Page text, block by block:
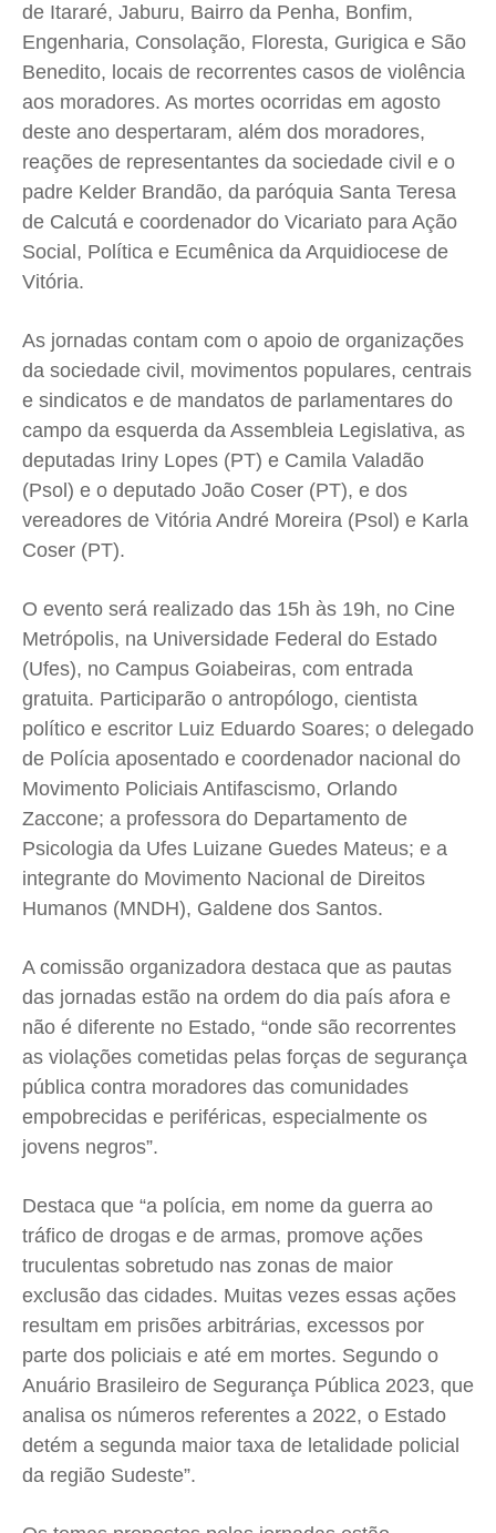
Quem Somos
Contato
Anuncie
Termos de Uso
Privacidade
Quem Somos
Contato
Anuncie
Termos de Uso
Privacidade
Quem Somos
Contato
Anuncie
Termos de Uso
Privacidade
Quem Somos
Contato
Anuncie
Termos de Uso
Privacidade
de Itararé, Jaburu, Bairro da Penha, Bonfim,
Engenharia, Consolação, Floresta, Gurigica e São
Benedito, locais de recorrentes casos de violência
aos moradores. As mortes ocorridas em agosto
deste ano despertaram, além dos moradores,
reações de representantes da sociedade civil e o
padre Kelder Brandão, da paróquia Santa Teresa
de Calcutá e coordenador do Vicariato para Ação
Social, Política e Ecumênica da Arquidiocese de
Vitória.
As jornadas contam com o apoio de organizações
da sociedade civil, movimentos populares, centrais
e sindicatos e de mandatos de parlamentares do
campo da esquerda da Assembleia Legislativa, as
deputadas Iriny Lopes (PT) e Camila Valadão
(Psol) e o deputado João Coser (PT), e dos
vereadores de Vitória André Moreira (Psol) e Karla
Coser (PT).
O evento será realizado das 15h às 19h, no Cine
Metrópolis, na Universidade Federal do Estado
(Ufes), no Campus Goiabeiras, com entrada
gratuita. Participarão o antropólogo, cientista
político e escritor Luiz Eduardo Soares; o delegado
de Polícia aposentado e coordenador nacional do
Movimento Policiais Antifascismo, Orlando
Zaccone; a professora do Departamento de
Psicologia da Ufes Luizane Guedes Mateus; e a
integrante do Movimento Nacional de Direitos
Humanos (MNDH), Galdene dos Santos.
A comissão organizadora destaca que as pautas
das jornadas estão na ordem do dia país afora e
não é diferente no Estado, “onde são recorrentes
as violações cometidas pelas forças de segurança
pública contra moradores das comunidades
empobrecidas e periféricas, especialmente os
jovens negros”.
Destaca que “a polícia, em nome da guerra ao
tráfico de drogas e de armas, promove ações
truculentas sobretudo nas zonas de maior
exclusão das cidades. Muitas vezes essas ações
resultam em prisões arbitrárias, excessos por
parte dos policiais e até em mortes. Segundo o
Anuário Brasileiro de Segurança Pública 2023, que
analisa os números referentes a 2022, o Estado
detém a segunda maior taxa de letalidade policial
da região Sudeste”.